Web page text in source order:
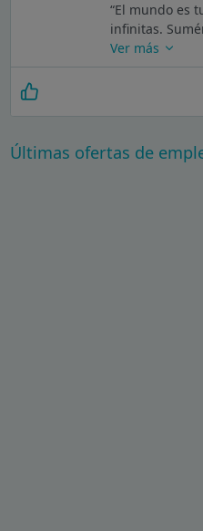
“El mundo es
infinitas.
Ver más
Últimas ofertas de